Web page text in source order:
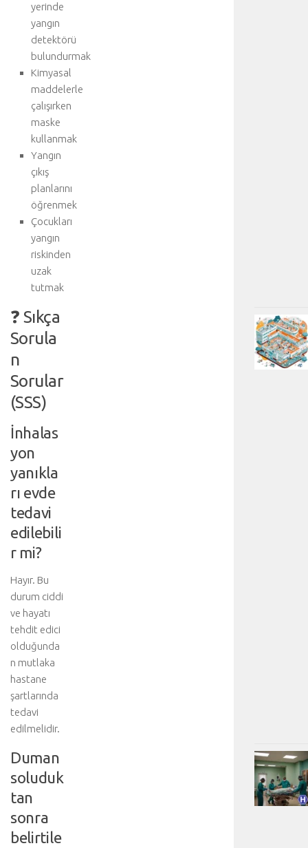
yerinde
yangın
detektörü
bulundurmak
Kimyasal
maddelerle
çalışırken
maske
kullanmak
Yangın
çıkış
planlarını
öğrenmek
Çocukları
yangın
riskinden
uzak
tutmak
❓ Sıkça
Sorula
n
Sorular
(SSS)
İnhalas
yon
yanıkla
rı evde
tedavi
edilebili
r mi?
Hayır. Bu
durum ciddi
ve hayatı
tehdit edici
olduğunda
n mutlaka
hastane
şartlarında
tedavi
edilmelidir.
Duman
soluduk
tan
sonra
belirtile